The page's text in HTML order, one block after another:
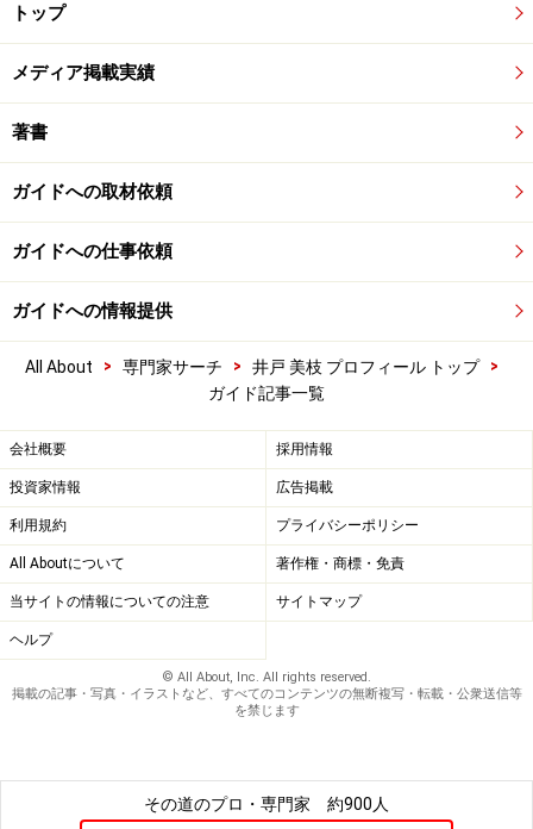
トップ
メディア掲載実績
著書
ガイドへの取材依頼
ガイドへの仕事依頼
ガイドへの情報提供
All About > 専門家サーチ > 井戸 美枝 プロフィール トップ
>
ガイド記事一覧
会社概要 採用情報
投資家情報 広告掲載
利用規約 プライバシーポリシー
All Aboutについて 著作権・商標・免責
当サイトの情報についての注意 サイトマップ
ヘルプ
© All About, Inc. All rights reserved.
掲載の記事・写真・イラストなど、すべてのコンテンツの無断複写・転載・公衆送信等
を禁じます
その道のプロ・専門家 約900人